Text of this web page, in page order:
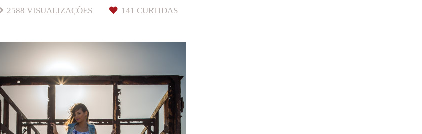
2588 VISUALIZAÇÕES 141 CURTIDAS